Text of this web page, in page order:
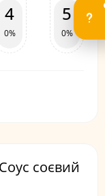
4
0%
5
0%
соєвий